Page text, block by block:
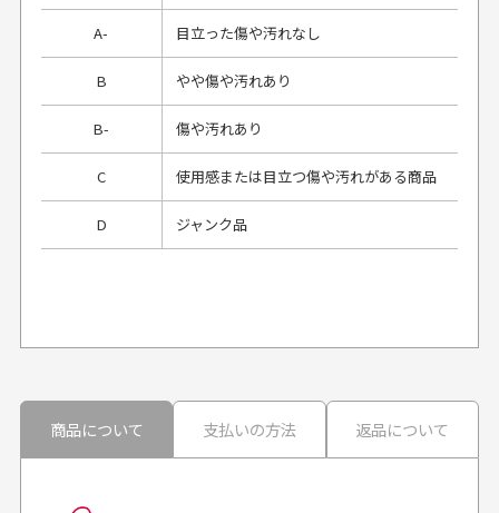
A- 目立った傷や汚れなし
B やや傷や汚れあり
B- 傷や汚れあり
C 使用感または目立つ傷や汚れがある商品
D ジャンク品
30代男性 30代男性
商品について 支払いの方法 返品について